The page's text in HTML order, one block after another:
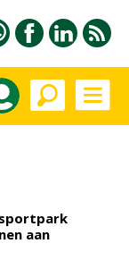
aan